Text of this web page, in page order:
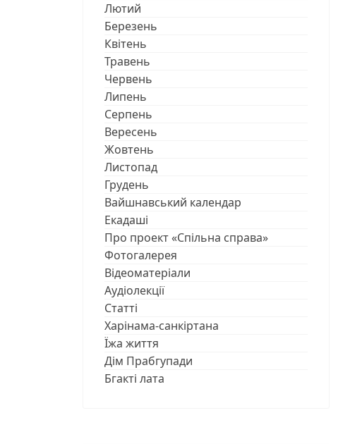
Лютий
Березень
Квітень
Травень
Червень
Липень
Серпень
Вересень
Жовтень
Листопад
Грудень
Вайшнавський календар
Екадаші
Про проект «Спільна справа»
Фотогалерея
Відеоматеріали
Аудіолекції
Статті
Харінама-санкіртана
Їжа життя
Дім Прабгупади
Бгакті лата